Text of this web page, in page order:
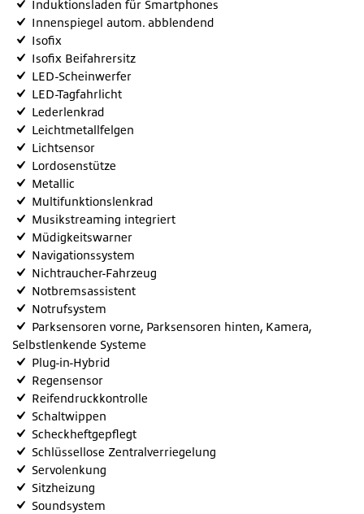
Induktionsladen für Smartphones
Innenspiegel autom. abblendend
Isofix
Isofix Beifahrersitz
LED-Scheinwerfer
LED-Tagfahrlicht
Lederlenkrad
Leichtmetallfelgen
Lichtsensor
Lordosenstütze
Metallic
Multifunktionslenkrad
Musikstreaming integriert
Müdigkeitswarner
Navigationssystem
Nichtraucher-Fahrzeug
Notbremsassistent
Notrufsystem
Parksensoren vorne, Parksensoren hinten, Kamera,
Selbstlenkende Systeme
Plug-in-Hybrid
Regensensor
Reifendruckkontrolle
Schaltwippen
Scheckheftgepflegt
Schlüssellose Zentralverriegelung
Servolenkung
Sitzheizung
Soundsystem